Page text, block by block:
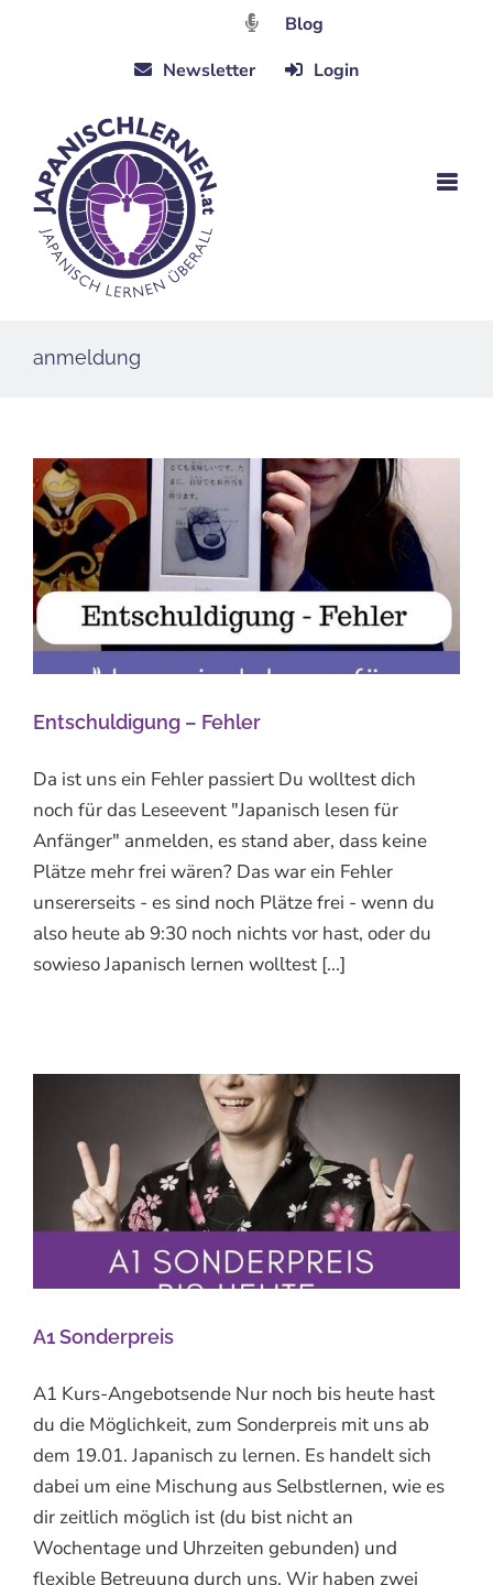
Blog
Newsletter
Login
anmeldung
Entschuldigung – Fehler
Da ist uns ein Fehler passiert Du wolltest dich
noch für das Leseevent "Japanisch lesen für
Anfänger" anmelden, es stand aber, dass keine
Plätze mehr frei wären? Das war ein Fehler
unsererseits - es sind noch Plätze frei - wenn du
also heute ab 9:30 noch nichts vor hast, oder du
sowieso Japanisch lernen wolltest [...]
A1 Sonderpreis
A1 Kurs-Angebotsende Nur noch bis heute hast
du die Möglichkeit, zum Sonderpreis mit uns ab
dem 19.01. Japanisch zu lernen. Es handelt sich
dabei um eine Mischung aus Selbstlernen, wie es
dir zeitlich möglich ist (du bist nicht an
Wochentage und Uhrzeiten gebunden) und
flexible Betreuung durch uns. Wir haben zwei